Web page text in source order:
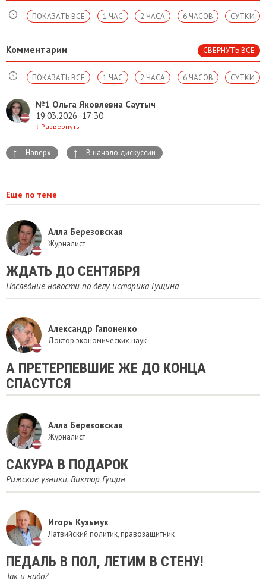
СУТКИ
6 ЧАСОВ
2 ЧАСА
1 ЧАС
ПОКАЗАТЬ ВСЕ
Комментарии СВЕРНУТЬ ВСЕ
СУТКИ
6 ЧАСОВ
2 ЧАСА
1 ЧАС
ПОКАЗАТЬ ВСЕ
№1 Ольга Яковлевна Саутыч
19.03.2026 17:30
↓ Развернуть
↑ Наверх ↑ В начало дискуссии
Еще по теме
Алла Березовская
Журналист
ЖДАТЬ ДО СЕНТЯБРЯ
Последние новости по делу историка Гущина
Александр Гапоненко
Доктор экономических наук
А ПРЕТЕРПЕВШИЕ ЖЕ ДО КОНЦА
СПАСУТСЯ
Алла Березовская
Журналист
САКУРА В ПОДАРОК
Рижские узники. Виктор Гущин
Игорь Кузьмук
Латвийский политик, правозащитник
ПЕДАЛЬ В ПОЛ, ЛЕТИМ В СТЕНУ!
Так и надо?